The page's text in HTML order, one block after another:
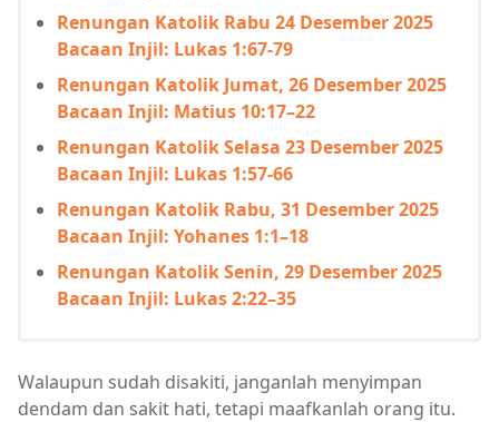
Renungan Katolik Rabu 24 Desember 2025
Bacaan Injil: Lukas 1:67-79
Renungan Katolik Jumat, 26 Desember 2025
Bacaan Injil: Matius 10:17–22
Renungan Katolik Selasa 23 Desember 2025
Bacaan Injil: Lukas 1:57-66
Renungan Katolik Rabu, 31 Desember 2025
Bacaan Injil: Yohanes 1:1–18
Renungan Katolik Senin, 29 Desember 2025
Bacaan Injil: Lukas 2:22–35
Walaupun sudah disakiti, janganlah menyimpan
dendam dan sakit hati, tetapi maafkanlah orang itu.